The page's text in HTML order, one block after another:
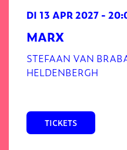
MARX
STEFAAN VAN
HELDENBERGH
DI 13 APR 2027 -
TICKETS